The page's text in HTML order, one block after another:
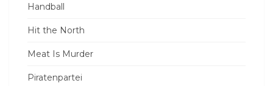
Handball
Hit the North
Meat Is Murder
Piratenpartei